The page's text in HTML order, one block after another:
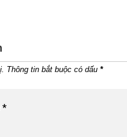
Thông tin bắt buộc có dấu *
*